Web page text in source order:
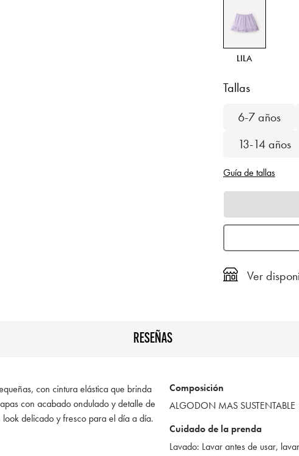
LILA
Tallas
6-7 años
13-14 años
Guía de tallas
Ver
RESEÑAS
con cintura elástica que brinda
con acabado ondulado y detalle de
delicado y fresco para el día a día.
Composición
ALGODON MAS SUSTENTABLE
Cuidado de la prenda
Lavado: Lavar antes de usar,